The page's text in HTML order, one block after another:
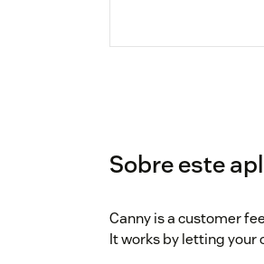
Sobre este
Canny is a customer
It works by letting